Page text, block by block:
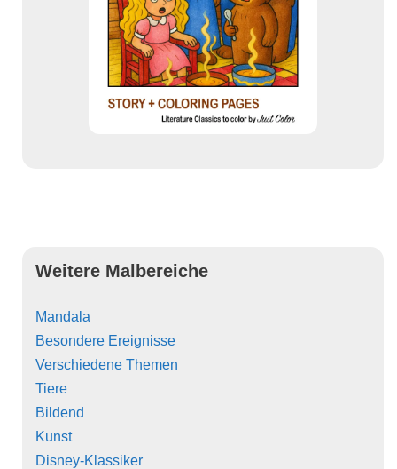
Weitere Malbereiche
Mandala
Besondere Ereignisse
Verschiedene Themen
Tiere
Bildend
Kunst
Disney-Klassiker